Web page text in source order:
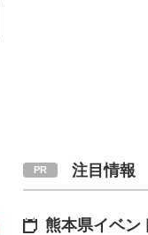
注目情報
熊本県イベン